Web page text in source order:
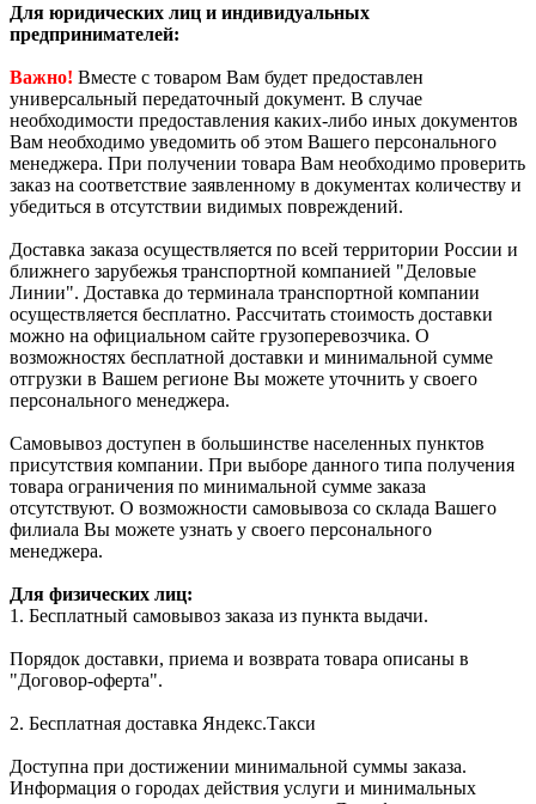
Для юридических лиц и индивидуальных
предпринимателей:
Важно! Вместе с товаром Вам будет предоставлен
универсальный передаточный документ. В случае
необходимости предоставления каких-либо иных документов
Вам необходимо уведомить об этом Вашего персонального
менеджера. При получении товара Вам необходимо проверить
заказ на соответствие заявленному в документах количеству и
убедиться в отсутствии видимых повреждений.
Доставка заказа осуществляется по всей территории России и
ближнего зарубежья транспортной компанией "Деловые
Линии". Доставка до терминала транспортной компании
осуществляется бесплатно. Рассчитать стоимость доставки
можно на официальном сайте грузоперевозчика. О
возможностях бесплатной доставки и минимальной сумме
отгрузки в Вашем регионе Вы можете уточнить у своего
персонального менеджера.
Самовывоз доступен в большинстве населенных пунктов
присутствия компании. При выборе данного типа получения
товара ограничения по минимальной сумме заказа
отсутствуют. О возможности самовывоза со склада Вашего
филиала Вы можете узнать у своего персонального
менеджера.
Для физических лиц:
1. Бесплатный самовывоз заказа из пункта выдачи.
Порядок доставки, приема и возврата товара описаны в
"Договор-оферта".
2. Бесплатная доставка Яндекс.Такси
Доступна при достижении минимальной суммы заказа.
Информация о городах действия услуги и минимальных